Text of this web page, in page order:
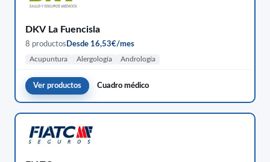
DKV La Fuencisla
8 productos Desde 16,53€/mes
Acupuntura Alergología Andrología
Ver productos Cuadro médico